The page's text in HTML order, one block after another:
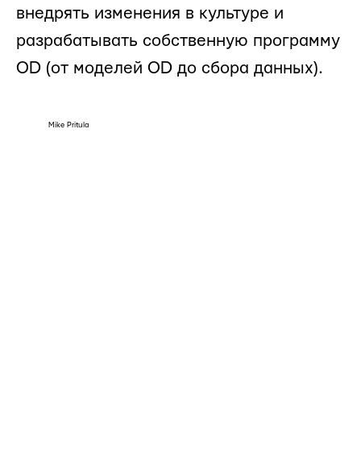
внедрять изменения в культуре и
разрабатывать собственную программу
OD (от моделей OD до сбора данных).
Mike Pritula